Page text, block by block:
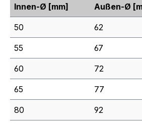
Innen-Ø [mm] Außen-Ø
50 62
55 67
60 72
65 77
80 92